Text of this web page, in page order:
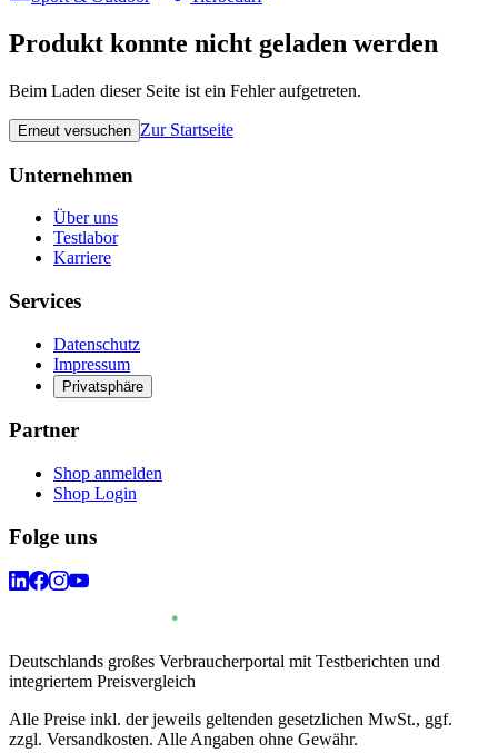
Produkt konnte nicht geladen werden
Beim Laden dieser Seite ist ein Fehler aufgetreten.
Erneut versuchen Zur Startseite
Unternehmen
Über uns
Testlabor
Karriere
Services
Datenschutz
Impressum
Privatsphäre
Partner
Shop anmelden
Shop Login
Folge uns
Deutschlands großes Verbraucherportal mit Testberichten und
integriertem Preisvergleich
Alle Preise inkl. der jeweils geltenden gesetzlichen MwSt., ggf.
zzgl. Versandkosten. Alle Angaben ohne Gewähr.